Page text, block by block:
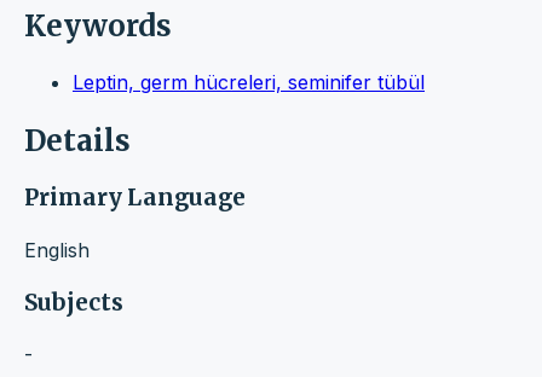
Keywords
Leptin, germ hücreleri, seminifer tübül
Details
Primary Language
English
Subjects
-